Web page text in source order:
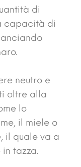
di
capacità di
neutro e
oltre alla
lo
il miele o
il quale va a
tazza.